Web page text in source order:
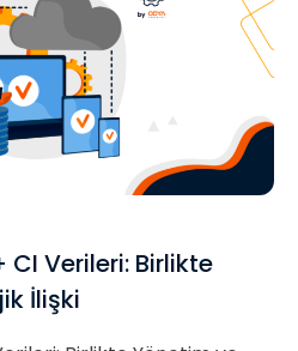
Verileri: Birlikte
İlişki